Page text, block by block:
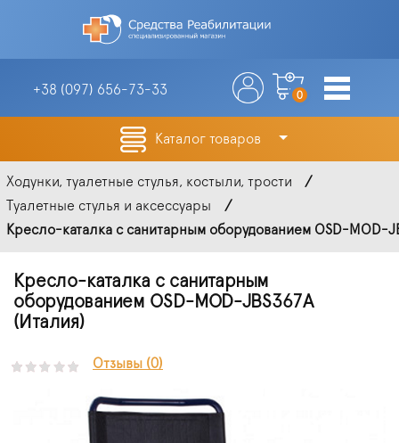
+38 (097) 656-73-33 0
Каталог товаров
Ходунки, туалетные стулья, костыли, трости
Туалетные стулья и аксессуары
Кресло-каталка с санитарным оборудованием OSD-MOD-
Кресло-каталка с санитарным
оборудованием OSD-MOD-JBS367A
(Италия)
Отзывы (0)